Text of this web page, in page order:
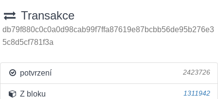
Transakce
db79f880c0c0a0d98cab99f7ffa87619e87bcbb56de95b276e3
5c8d5cf781f3a
potvrzení 2423726
Z bloku 1311942